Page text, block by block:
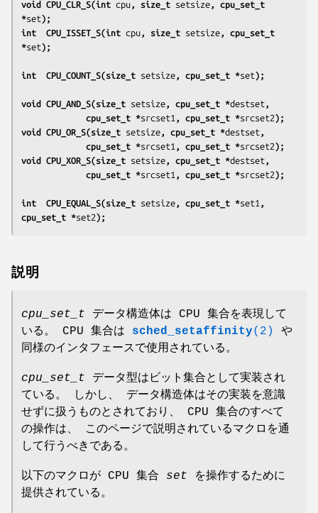
void CPU_CLR_S(int cpu , size_t setsize , cpu_set_t
*set);
int  CPU_ISSET_S(int cpu , size_t setsize , cpu_set_t
*set);
int  CPU_COUNT_S(size_t setsize , cpu_set_t *set);
void CPU_AND_S(size_t setsize , cpu_set_t *destset ,
             cpu_set_t *
srcset1 , cpu_set_t *srcset2);
void CPU_OR_S(size_t setsize , cpu_set_t *destset ,
             cpu_set_t *
srcset1 , cpu_set_t *srcset2);
void CPU_XOR_S(size_t setsize , cpu_set_t *destset ,
             cpu_set_t *
srcset1 , cpu_set_t *srcset2);
int  CPU_EQUAL_S(size_t setsize , cpu_set_t *set1 ,
cpu_set_t *set2);
説明
cpu_set_t データ構造体は CPU 集合を表現して
いる。 CPU 集合は sched_setaffinity(2)
や
同様のインタフェースで使用されている。
cpu_set_t データ型はビット集合として実装され
ている。 しかし、 データ構造体はその実装を意識
せずに扱うものとされており、 CPU 集合のすべて
の操作は、 このページで説明されているマクロを通
して行うべきである。
以下のマクロが CPU 集合 set を操作するために
提供されている。